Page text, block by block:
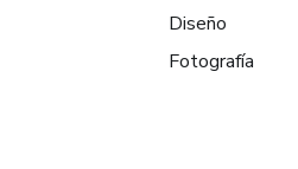
Diseño
Fotografía